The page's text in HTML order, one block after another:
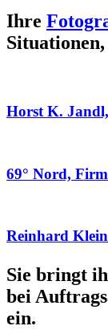
Ihre
Horst K.
69° Nord,
Reinhard
Sie bringt
bei
ein.